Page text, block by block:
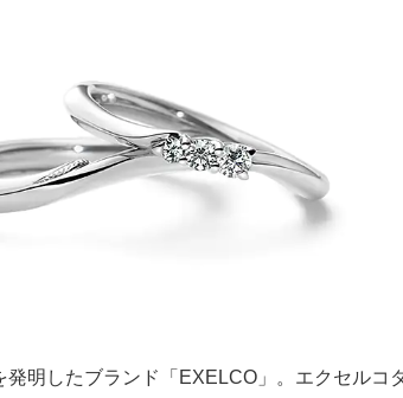
明したブランド「EXELCO」。エクセルコ